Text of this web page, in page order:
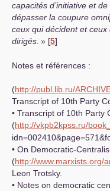
capacités d’initiative et
dépasser la coupure
ceux qui décident et
dirigés » [5]
Notes et références :
(http://publ.lib.ru/
Transcript of 10th Party
• Transcript of 10th Party
(http://vkpb2kpss.ru/
• On Democratic-
(http://www.marxists.org/
Leon Trotsky.
• Notes on democratic